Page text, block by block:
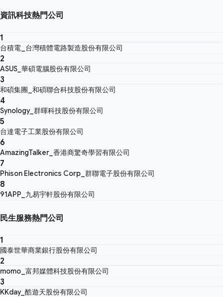
資訊科技熱門公司
1
台積電_台灣積體電路製造股份有限公司
2
ASUS_華碩電腦股份有限公司
3
和碩集團_和碩聯合科技股份有限公司
4
Synology_群暉科技股份有限公司
5
台達電子工業股份有限公司
6
AmazingTalker_香港商驚奇學習有限公司
7
Phison Electronics Corp_群聯電子股份有限公司
8
91APP_九易宇軒股份有限公司
民生服務熱門公司
1
國泰世華商業銀行股份有限公司
2
momo_富邦媒體科技股份有限公司
3
KKday_酷遊天股份有限公司